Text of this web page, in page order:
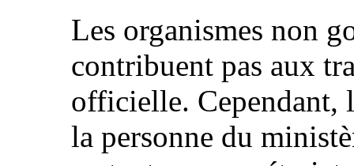
Les organismes non
contribuent pas aux
officielle. Cependant,
la personne du